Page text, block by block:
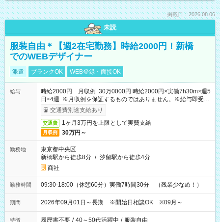
掲載日：2026.08.06
未読
服装自由＊【週2在宅勤務】時給2000円！新橋
でのWEBデザイナー
派遣 ブランクOK WEB登録・面接OK
給与
時給2000円 月収例 30万0000円 時給2000円×実働7h30m×週5
日×4週 ※月収例を保証するものではありません。※給与即受取
りサービス利用可（利用条件有）
交通費別途支給あり
交通費 1ヶ月3万円を上限として実費支給
月収例 30万円～
勤務地
東京都中央区
新橋駅から徒歩8分 / 汐留駅から徒歩4分
商社
勤務時間 09:30-18:00（休憩60分）実働7時間30分 （残業少なめ！）
期間 2026年09月01日～長期 ※開始日相談OK ※09月～
特徴 履歴書不要 / 40～50代活躍中 / 服装自由